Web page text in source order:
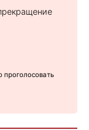
проголосовать